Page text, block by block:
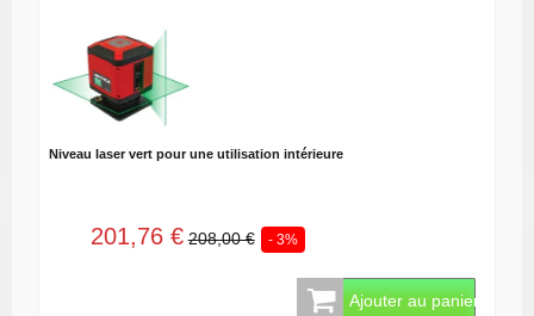
Niveau laser vert pour une utilisation intérieure
201,76 € 208,00 € - 3%
Ajouter au panier